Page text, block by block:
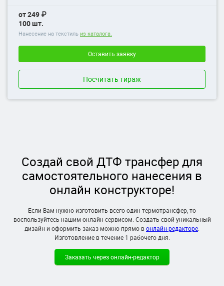
от 249 ₽
100 шт.
Нанесение на текстиль из каталога.
Оставить заявку
Посчитать тираж
Создай свой ДТФ трансфер для
самостоятельного нанесения в
онлайн конструкторе!
Если Вам нужно изготовить всего один термотрансфер, то
воспользуйтесь нашим онлайн-сервисом. Создать свой уникальный
дизайн и оформить заказ можно прямо вонлайн-редакторе
Изготовление в течение 1 рабочего дня
Заказать через онлайн-редактор